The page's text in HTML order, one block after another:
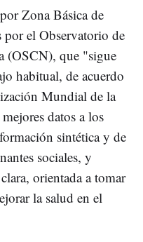
Zona Básica de
por el Observatorio de
(OSCN), que "sigue
habitual, de acuerdo
Mundial de la
datos a los
sintética y de
sociales, y
orientada a tomar
la salud en el